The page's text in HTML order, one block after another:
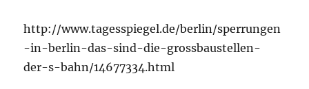
http://www.tagesspiegel.de/berlin/sperrungen
-in-berlin-das-sind-die-grossbaustellen-
der-s-bahn/14677334.html